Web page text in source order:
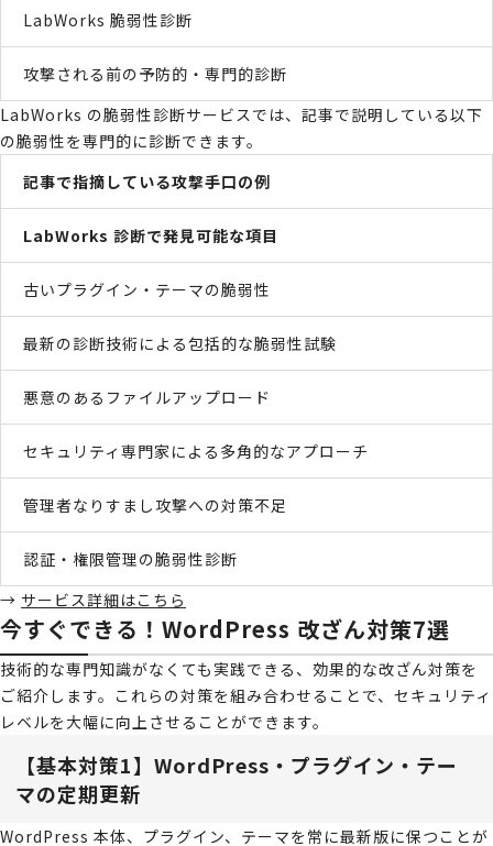
LabWorks 脆弱性診断
攻撃される前の予防的・専門的診断
LabWorks の脆弱性診断サービスでは、記事で説明している以下
の脆弱性を専門的に診断できます。
記事で指摘している攻撃手口の例
LabWorks 診断で発見可能な項目
古いプラグイン・テーマの脆弱性
最新の診断技術による包括的な脆弱性試験
悪意のあるファイルアップロード
セキュリティ専門家による多角的なアプローチ
管理者なりすまし攻撃への対策不足
認証・権限管理の脆弱性診断
→ サービス詳細はこちら
今すぐできる！WordPress 改ざん対策7選
技術的な専門知識がなくても実践できる、効果的な改ざん対策を
ご紹介します。これらの対策を組み合わせることで、セキュリティ
レベルを大幅に向上させることができます。
【基本対策1】WordPress・プラグイン・テー
マの定期更新
WordPress 本体、プラグイン、テーマを常に最新版に保つことが